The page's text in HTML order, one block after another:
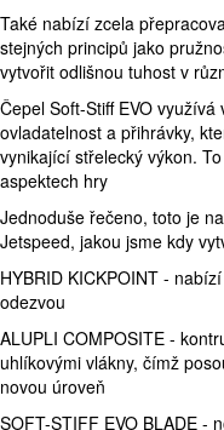
Také nabízí zcela
stejných principů jako
vytvořit odlišnou tuhost v
Čepel Soft-Stiff EVO
ovladatelnost a přihrávky,
vynikající střelecký výkon.
aspektech hry
Jednoduše řečeno, toto je
Jetspeed, jakou jsme kdy
HYBRID KICKPOINT -
odezvou
ALUPLI COMPOSITE -
uhlíkovými vlákny, čímž
novou úroveň
SOFT-STIFF EVO BLADE -